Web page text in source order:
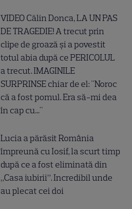
VIDEO Călin Donca, LA UN PAS
DE TRAGEDIE! A trecut prin
clipe de groază și a povestit
totul abia după ce PERICOLUL
a trecut. IMAGINILE
SURPRINSE chiar de el: "Noroc
că a fost pomul. Era să-mi dea
în cap cu..."
Lucia a părăsit România
împreună cu Iosif, la scurt timp
după ce a fost eliminată din
„Casa iubirii”. Incredibil unde
au plecat cei doi